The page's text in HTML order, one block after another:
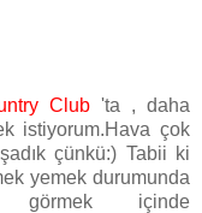
Club 'ta , daha
istiyorum.Hava çok
çünkü:) Tabii ki
yemek durumunda
görmek içinde